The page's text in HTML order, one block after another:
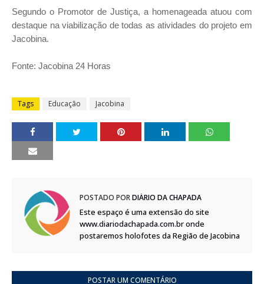
Segundo o Promotor de Justiça, a homenageada atuou com
destaque na viabilização de todas as atividades do projeto em
Jacobina.
Fonte: Jacobina 24 Horas
Tags Educação Jacobina
POSTADO PORDIÁRIO DA CHAPADA
Este espaço é uma extensão do site
www.diariodachapada.com.br onde
postaremos holofotes da Região de Jacobina
POSTAR UM COMENTÁRIO